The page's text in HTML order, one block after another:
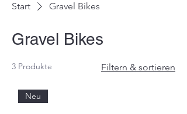
Start Gravel Bikes
Gravel Bikes
3 Produkte Filtern & sortieren
Neu